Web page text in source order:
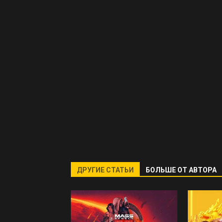
ДРУГИЕ СТАТЬИ БОЛЬШЕ ОТ АВТОРА